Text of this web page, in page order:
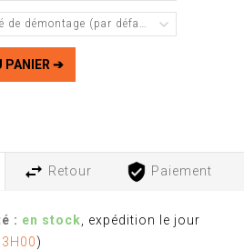
de démontage (par défaut)
PANIER ➔
Retour Paiement
: en stock , expédition le jour
)